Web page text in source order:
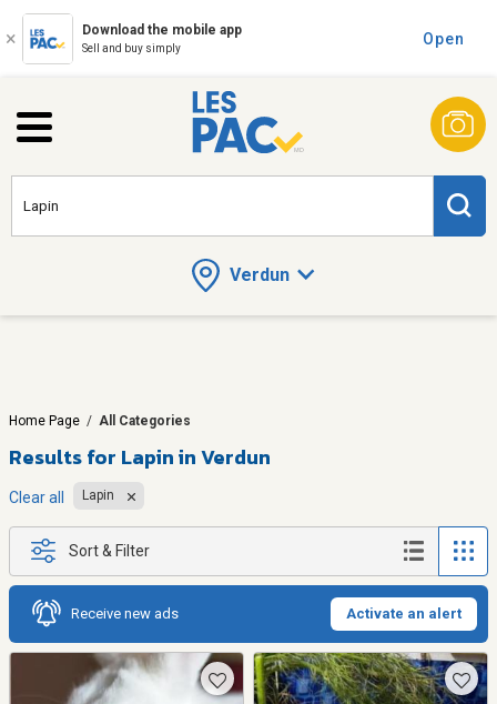
Download the mobile app
Sell and buy simply
Open
Verdun
Home Page / All Categories
Results for Lapin in Verdun
Clear all Lapin
Sort & Filter
Receive new ads Activate an alert